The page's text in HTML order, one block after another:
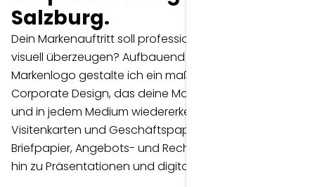
Salzburg.
Dein Markenauftritt soll professionell, authentisch und
visuell überzeugen? Aufbauend auf deinem
Markenlogo gestalte ich ein maßgeschneidertes
Corporate Design, das deine Marke klar positioniert
und in jedem Medium wiedererkennbar macht – von
Visitenkarten und Geschäftspapieren über
Briefpapier, Angebots- und Rechnungsvorlagen bis
hin zu Präsentationen und digitalen Anwendungen.